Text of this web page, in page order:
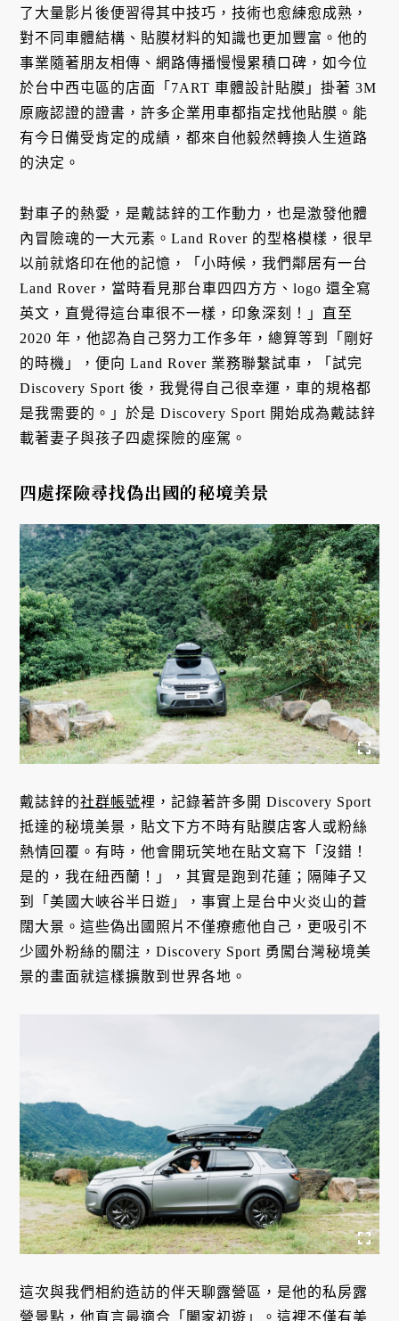
了大量影片後便習得其中技巧，技術也愈練愈成熟，
對不同車體結構、貼膜材料的知識也更加豐富。他的
事業隨著朋友相傳、網路傳播慢慢累積口碑，如今位
於台中西屯區的店面「7ART 車體設計貼膜」掛著 3M
原廠認證的證書，許多企業用車都指定找他貼膜。能
有今日備受肯定的成績，都來自他毅然轉換人生道路
的決定。
對車子的熱愛，是戴誌鋅的工作動力，也是激發他體
內冒險魂的一大元素。Land Rover 的型格模樣，很早
以前就烙印在他的記憶，「小時候，我們鄰居有一台
Land Rover，當時看見那台車四四方方、logo 還全寫
英文，直覺得這台車很不一樣，印象深刻！」直至
2020 年，他認為自己努力工作多年，總算等到「剛好
的時機」，便向 Land Rover 業務聯繫試車，「試完
Discovery Sport 後，我覺得自己很幸運，車的規格都
是我需要的。」於是 Discovery Sport 開始成為戴誌鋅
載著妻子與孩子四處探險的座駕。
四處探險尋找偽出國的秘境美景
戴誌鋅的社群帳號裡，記錄著許多開 Discovery Sport
抵達的秘境美景，貼文下方不時有貼膜店客人或粉絲
熱情回覆。有時，他會開玩笑地在貼文寫下「沒錯！
是的，我在紐西蘭！」，其實是跑到花蓮；隔陣子又
到「美國大峽谷半日遊」，事實上是台中火炎山的蒼
闊大景。這些偽出國照片不僅療癒他自己，更吸引不
少國外粉絲的關注，Discovery Sport 勇闖台灣秘境美
景的畫面就這樣擴散到世界各地。
這次與我們相約造訪的伴天聊露營區，是他的私房露
營景點，他直言最適合「闔家初遊」。這裡不僅有美